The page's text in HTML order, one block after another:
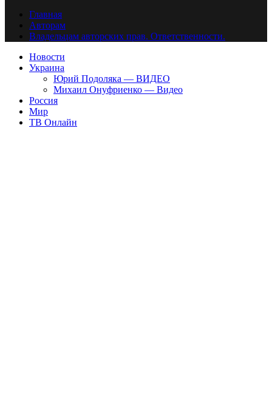
Главная
Авторам
Владельцам авторских прав. Ответственности.
Новости
Украина
Юрий Подоляка — ВИДЕО
Михаил Онуфриенко — Видео
Россия
Мир
ТВ Онлайн